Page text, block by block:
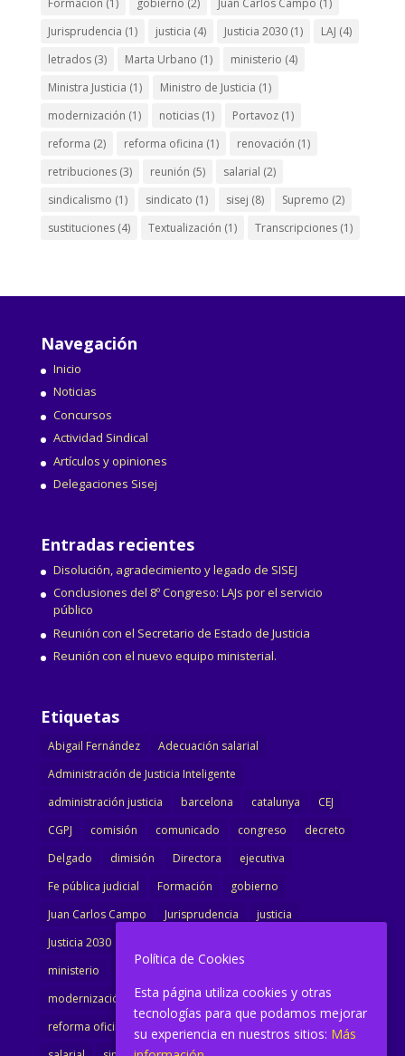
Jurisprudencia (1) justicia (4) Justicia 2030(1) LAJ (4)
letrados(3) Marta Urbano (1) ministerio (4)
Ministra Justicia (1) Ministro de Justicia (1)
modernización (1) noticias(1) Portavoz(1)
reforma (2) reforma oficina (1) renovación (1)
retribuciones(3) reunión (5) salarial (2)
sindicalismo (1) sindicato (1) sisej (8) Supremo (2)
sustituciones(4) Textualización (1) Transcripciones(1)
Navegación
Inicio
Noticias
Concursos
Actividad Sindical
Artículos y opiniones
Delegaciones Sisej
Entradas recientes
Disolución, agradecimiento y legado de SISEJ
Conclusiones del 8º Congreso: LAJs por el servicio
público
Reunión con el Secretario de Estado de Justicia
Reunión con el nuevo equipo ministerial.
Etiquetas
Abigail Fernández
Adecuación salarial
Administración de Justicia Inteligente
administración justicia
barcelona catalunya
CEJ
CGPJ
comisión comunicado congreso
decreto
Delgado
dimisión Directora
ejecutiva
Fe pública judicial
Formación
gobierno
Juan Carlos Campo
Jurisprudencia
justicia
Justicia 2030
ministerio
modernización
noticias Portavoz
reforma
reforma oficina
renovación retribuciones
reunión
Política de Cookies
Esta página utiliza cookies y otras
tecnologías para que podamos mejorar
su experiencia en nuestros sitios: Más